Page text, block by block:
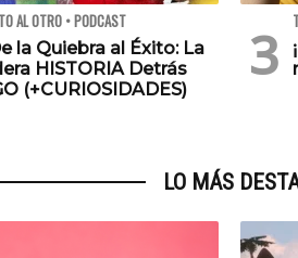
AL OTRO • PODCAST
la Quiebra al Éxito: La
HISTORIA Detrás
(+CURIOSIDADES)
LO MÁS